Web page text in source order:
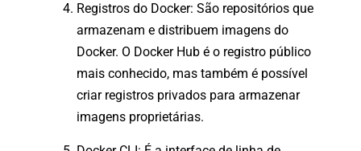
Registros do Docker: São repositórios que
armazenam e distribuem imagens do
Docker. O Docker Hub é o registro público
mais conhecido, mas também é possível
criar registros privados para armazenar
imagens proprietárias.